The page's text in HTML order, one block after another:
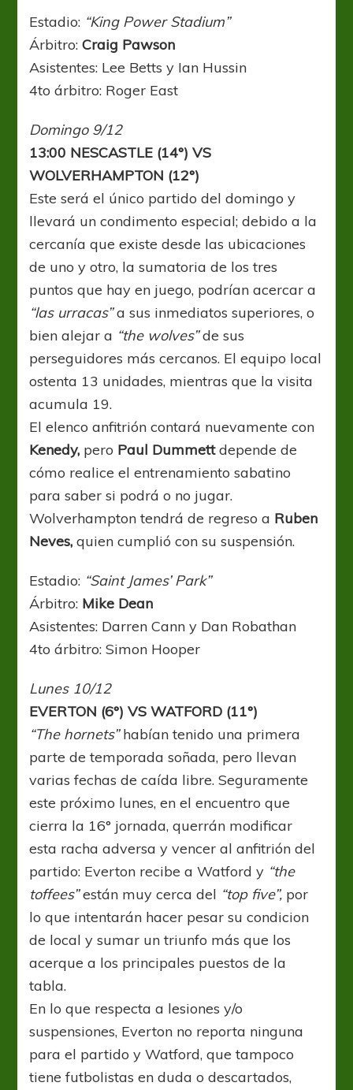
Estadio: “King Power Stadium”
Árbitro:Craig Pawson
Asistentes: Lee Betts y Ian Hussin
4to árbitro: Roger East
Domingo 9/12
13:00 NESCASTLE (14°) VS
WOLVERHAMPTON (12°)
Este será el único partido del domingo y
llevará un condimento especial; debido a la
cercanía que existe desde las ubicaciones
de uno y otro, la sumatoria de los tres
puntos que hay en juego, podrían acercar a
“las urracas”a sus inmediatos superiores, o
bien alejar a “the wolves”de sus
perseguidores más cercanos. El equipo local
ostenta 13 unidades, mientras que la visita
acumula 19.
El elenco anfitrión contará nuevamente con
Kenedy, pero Paul Dummettdepende de
cómo realice el entrenamiento sabatino
para saber si podrá o no jugar.
Wolverhampton tendrá de regreso a Ruben
Neves, quien cumplió con su suspensión.
Estadio: “Saint James’ Park”
Árbitro: Mike Dean
Asistentes: Darren Cann y Dan Robathan
4to árbitro: Simon Hooper
Lunes 10/12
EVERTON (6°) VS WATFORD (11°)
“The hornets”habían tenido una primera
parte de temporada soñada, pero llevan
varias fechas de caída libre. Seguramente
este próximo lunes, en el encuentro que
cierra la 16° jornada, querrán modificar
esta racha adversa y vencer al anfitrión del
partido: Everton recibe a Watford y “the
toffees”están muy cerca del “top five”, por
lo que intentarán hacer pesar su condicion
de local y sumar un triunfo más que los
acerque a los principales puestos de la
tabla.
En lo que respecta a lesiones y/o
suspensiones, Everton no reporta ninguna
para el partido y Watford, que tampoco
tiene futbolistas en duda o descartados,